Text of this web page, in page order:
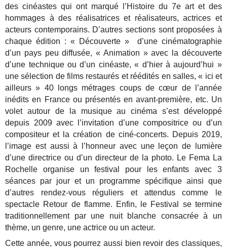
des cinéastes qui ont marqué l’Histoire du 7e art et des
hommages à des réalisatrices et réalisateurs, actrices et
acteurs contemporains. D’autres sections sont proposées à
chaque édition : « Découverte » d’une cinématographie
d’un pays peu diffusée, « Animation » avec la découverte
d’une technique ou d’un cinéaste, « d’hier à aujourd’hui »
une sélection de films restaurés et réédités en salles, « ici et
ailleurs » 40 longs métrages coups de cœur de l’année
inédits en France ou présentés en avant-première, etc. Un
volet autour de la musique au cinéma s’est développé
depuis 2009 avec l’invitation d’une compositrice ou d’un
compositeur et la création de ciné-concerts. Depuis 2019,
l’image est aussi à l’honneur avec une leçon de lumière
d’une directrice ou d’un directeur de la photo. Le Fema La
Rochelle organise un festival pour les enfants avec 3
séances par jour et un programme spécifique ainsi que
d’autres rendez-vous réguliers et attendus comme le
spectacle Retour de flamme. Enfin, le Festival se termine
traditionnellement par une nuit blanche consacrée à un
thème, un genre, une actrice ou un acteur.
Cette année, vous pourrez aussi bien revoir des classiques,